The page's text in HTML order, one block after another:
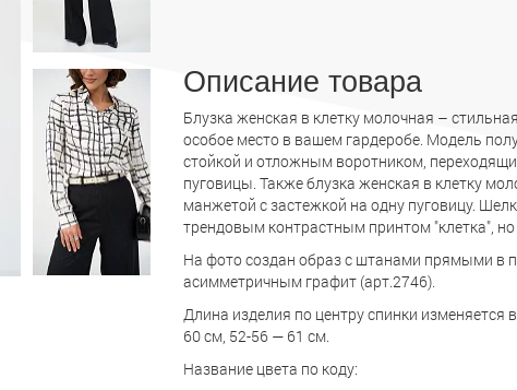
Описание товара
Блузка женская в клетку молочная –
особое место в вашем гардеробе. Модель
стойкой и отложным воротником,
пуговицы. Также блузка женская в клетку
манжетой с застежкой на одну пуговицу.
трендовым контрастным принтом "клетка",
На фото создан образ с штанами прямыми в
асимметричным графит (арт.2746).
Длина изделия по центру спинки
60 см, 52-56 — 61 см.
Название цвета по коду: